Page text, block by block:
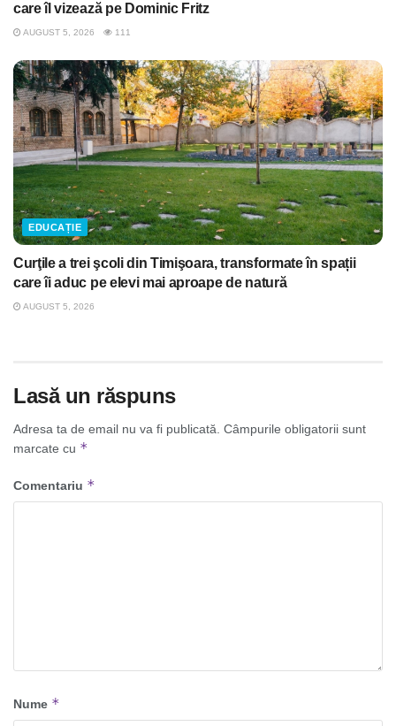
care îl vizează pe Dominic Fritz
AUGUST 5, 2026 111
EDUCAȚIE
Curţile a trei şcoli din Timişoara, transformate în spații
care îi aduc pe elevi mai aproape de natură
AUGUST 5, 2026
Lasă un răspuns
Adresa ta de email nu va fi publicată. Câmpurile obligatorii sunt
marcate cu *
Comentariu *
Nume *